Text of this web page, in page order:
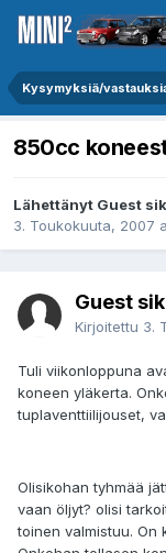
Kysymyksiä/
850cc
Lähettänyt Guest sik
3. Toukokuuta, 2007
Guest sik
Kirjoitettu 3.
Tuli viikonloppuna
koneen yläkerta.
tuplaventtiilijouset,
Olisikohan tyhmää
vaan öljyt? olisi
toinen valmistuu. On